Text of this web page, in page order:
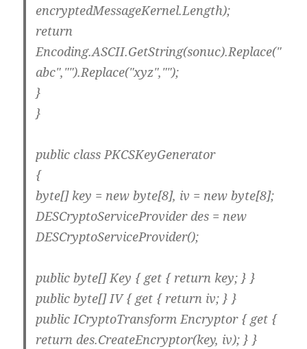
encryptedMessageKernel.Length);
return
Encoding.ASCII.GetString(sonuc).Replace("
abc","").Replace("xyz","");
}
}
public class PKCSKeyGenerator
{
byte[] key = new byte[8], iv = new byte[8];
DESCryptoServiceProvider des = new
DESCryptoServiceProvider();
public byte[] Key { get { return key; } }
public byte[] IV { get { return iv; } }
public ICryptoTransform Encryptor { get {
return des.CreateEncryptor(key, iv); } }